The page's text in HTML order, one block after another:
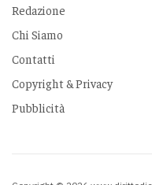
Redazione
Chi Siamo
Contatti
Copyright & Privacy
Pubblicità